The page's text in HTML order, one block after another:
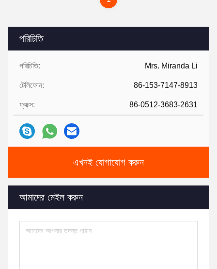
পরিচিতি
পরিচিতি: Mrs. Miranda Li
টেলিফোন: 86-153-7147-8913
ফ্যাক্স: 86-0512-3683-2631
এখনই যোগাযোগ করুন
আমাদের মেইল ​​করুন